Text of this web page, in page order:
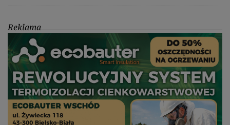
Reklama